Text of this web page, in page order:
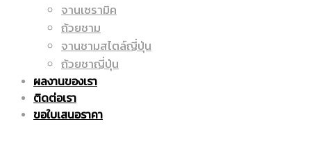
มัค
|
จานเซรามิค
ถ้วยชาม
จานชามสไตล์ญี่ปุ่น
ถ้วยชาญี่ปุ่น
ผลงานของเรา
ติดต่อเรา
ขอใบเสนอราคา